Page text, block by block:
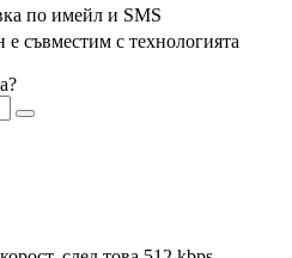
по имейл и SMS
съвместим с технологията